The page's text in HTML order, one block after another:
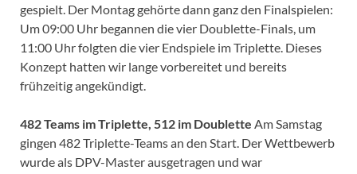
gespielt. Der Montag gehörte dann ganz den Finalspielen:
Um 09:00 Uhr begannen die vier Doublette-Finals, um
11:00 Uhr folgten die vier Endspiele im Triplette. Dieses
Konzept hatten wir lange vorbereitet und bereits
frühzeitig angekündigt.
482 Teams im Triplette, 512 im Doublette Am Samstag
gingen 482 Triplette-Teams an den Start. Der Wettbewerb
wurde als DPV-Master ausgetragen und war